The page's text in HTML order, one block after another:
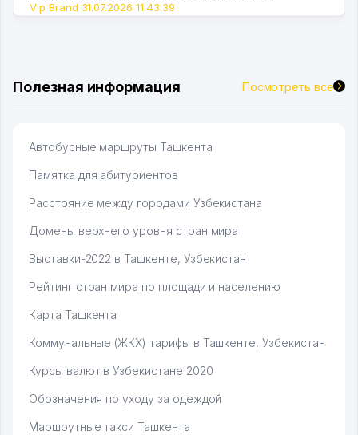
Vip Brand 31.07.2026 11:43:39
Полезная информация Посмотреть все
Автобусные маршруты Ташкента
Памятка для абитуриентов
Расстояние между городами Узбекистана
Домены верхнего уровня стран мира
Выставки-2022 в Ташкенте, Узбекистан
Рейтинг стран мира по площади и населению
Карта Ташкента
Коммунальные (ЖКХ) тарифы в Ташкенте, Узбекистан
Курсы валют в Узбекистане 2020
Обозначения по уходу за одеждой
Маршрутные такси Ташкента